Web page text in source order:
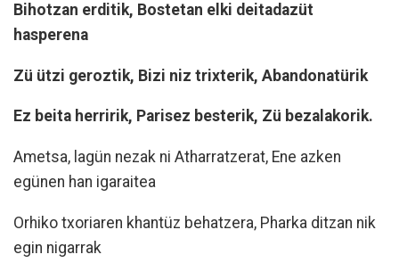
Bihotzan erditik, Bostetan elki deitadazüt
hasperena
Zü ützi geroztik, Bizi niz trixterik, Abandonatürik
Ez beita herririk, Parisez besterik, Zü bezalakorik.
Ametsa, lagün nezak ni Atharratzerat, Ene azken
egünen han igaraitea
Orhiko txoriaren khantüz behatzera, Pharka ditzan nik
egin nigarrak